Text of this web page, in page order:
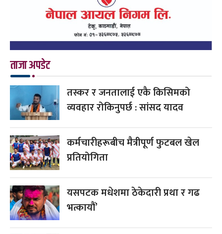
ताजा अपडेट
तस्कर र जनतालाई एकै किसिमको
व्यवहार रोकिनुपर्छ : सांसद यादव
कर्मचारीहरूबीच मैत्रीपूर्ण फुटबल खेल
प्रतियोगिता
यसपटक मधेशमा ठेकेदारी प्रथा र गढ
भत्कायौं’